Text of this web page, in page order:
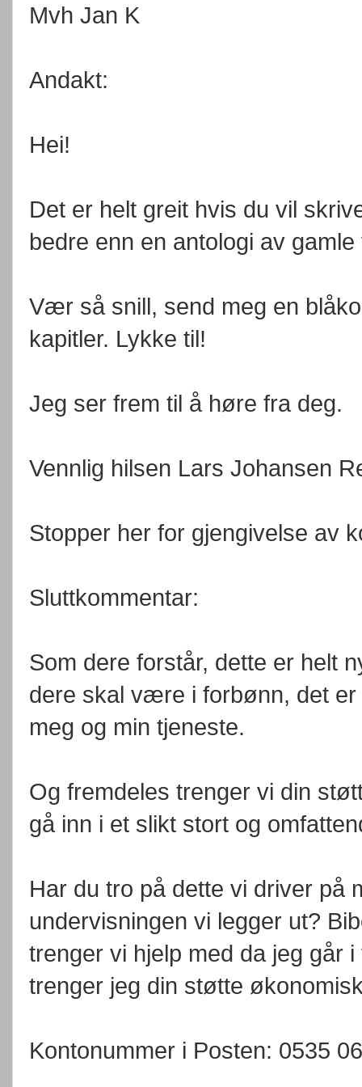
Mvh Jan K
Andakt:
Hei!
Det er helt greit hvis du vil
bedre enn en antologi av gamle
Vær så snill, send meg en
kapitler. Lykke til!
Jeg ser frem til å høre fra deg.
Vennlig hilsen Lars Johansen
Stopper her for gjengivelse av
Sluttkommentar:
Som dere forstår, dette er helt
dere skal være i forbønn, det
meg og min tjeneste.
Og fremdeles trenger vi din
gå inn i et slikt stort og
Har du tro på dette vi driver på
undervisningen vi legger ut?
trenger vi hjelp med da jeg går
trenger jeg din støtte
Kontonummer i Posten: 0535